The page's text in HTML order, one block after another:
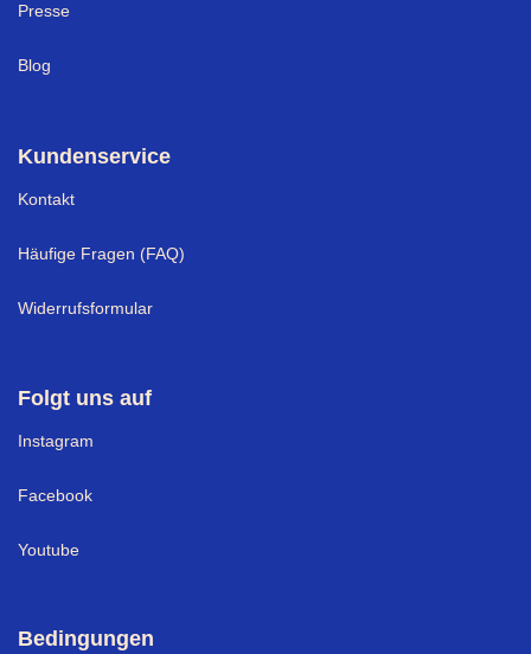
Presse
Blog
Kundenservice
Kontakt
Häufige Fragen (FAQ)
Widerrufsformular
Folgt uns auf
Instagram
Facebook
Youtube
Bedingungen